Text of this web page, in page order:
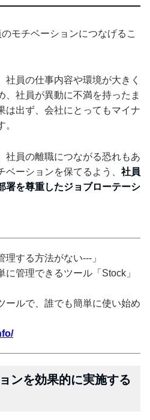
モチベーションにつなげるこ
社員の仕事内容や環境が大きく
、社員が異動に不満を持ったま
は出ず、会社にとってもマイナ
社員の離職につながる恐れもあ
ベーションを保てるよう、 社員
署を尊重したジョブローテーシ
理する方法がない---」
管理できるツール「Stock」
ールで、誰でも簡単に使い始め
ンを効果的に実施する